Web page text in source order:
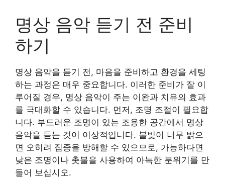
명상 음악 듣기 전 준비
하기
명상 음악을 듣기 전, 마음을 준비하고 환경을 세팅
하는 과정은 매우 중요합니다. 이러한 준비가 잘 이
루어질 경우, 명상 음악이 주는 이완과 치유의 효과
를 극대화할 수 있습니다. 먼저, 조명 조절이 필요합
니다. 부드러운 조명이 있는 조용한 공간에서 명상
음악을 듣는 것이 이상적입니다. 불빛이 너무 밝으
면 오히려 집중을 방해할 수 있으므로, 가능하다면
낮은 조명이나 촛불을 사용하여 아늑한 분위기를 만
들어 보십시오.